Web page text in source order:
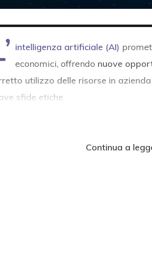
intelligenza artificiale (AI)
economici, offrendo nuove
utilizzo delle risorse in azienda
sfide etiche.
Continua a